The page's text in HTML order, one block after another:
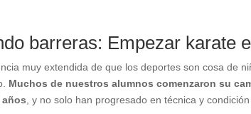
barreras: Empezar karate
muy extendida de que los deportes son cosa de
Muchos de nuestros alumnos comenzaron su
, y no solo han progresado en técnica y